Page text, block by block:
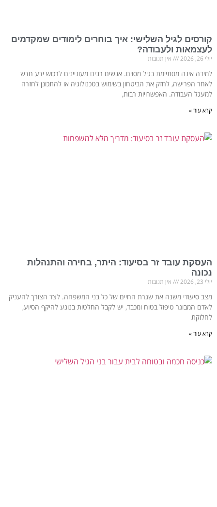
קורסים לגיל השלישי: איך בוחרים לימודים שמקדמים
לעצמאות ולעבודה?
יולי 26, 2026 אין תגובות
למידה אינה מסתיימת בגיל מסוים. אנשים רבים מעוניינים לרכוש ידע חדש
לאחר הפרישה, לחזק את הביטחון בשימוש בטכנולוגיה או להתכונן לחזרה
למעגל העבודה. האפשרויות רבות,
קרא עוד »
העסקת עובד זר בסיעוד: היתר, בחירה והתנהלות
נכונה
יולי 23, 2026 אין תגובות
מצב סיעודי משנה את שגרת החיים של כל בני המשפחה. לצד הצורך להעניק
לאדם המבוגר טיפול בטוח ומכבד, יש לקבל החלטות בנוגע להיקף הסיוע,
לחלוקת
קרא עוד »